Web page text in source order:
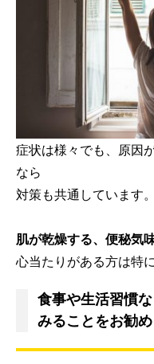
症状は様々でも、原因
なら
対策も共通しています。
肌が乾燥する、便秘気
心当たりがある方は特
食事や生活習慣
みることをお勧め